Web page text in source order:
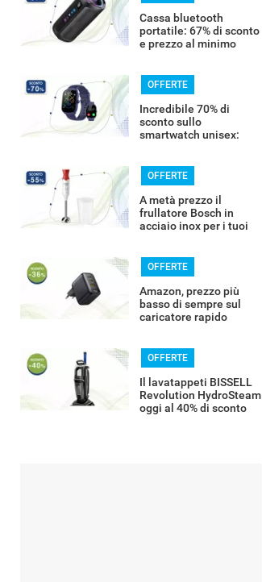
Cassa bluetooth
portatile: 67% di sconto
e prezzo al minimo
OFFERTE
Incredibile 70% di
sconto sullo
smartwatch unisex:
OFFERTE
A metà prezzo il
frullatore Bosch in
acciaio inox per i tuoi
OFFERTE
Amazon, prezzo più
basso di sempre sul
caricatore rapido
OFFERTE
Il lavatappeti BISSELL
Revolution HydroSteam
oggi al 40% di sconto